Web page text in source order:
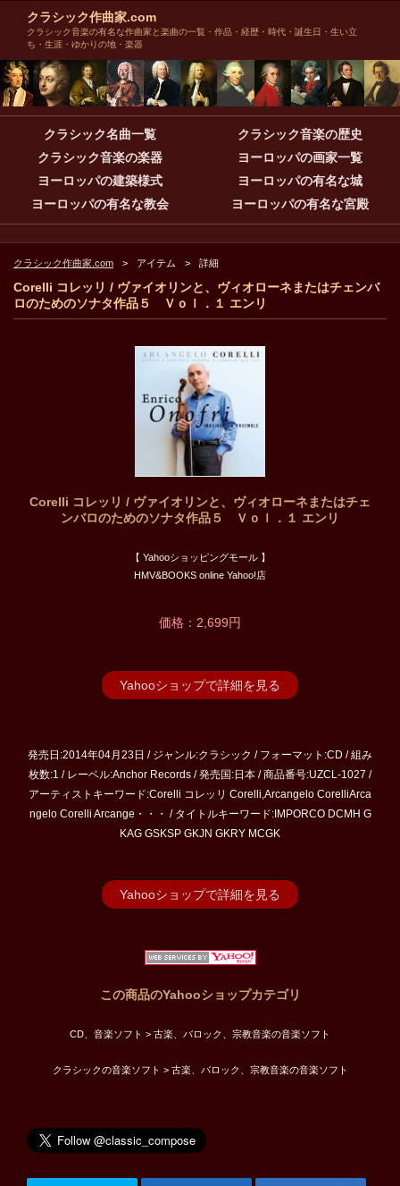
クラシック作曲家.com
クラシック音楽の有名な作曲家と楽曲の一覧・作品・経歴・時代・誕生日・生い立
ち・生涯・ゆかりの地・楽器
クラシック名曲一覧
クラシック音楽の歴史
クラシック音楽の楽器
ヨーロッパの画家一覧
ヨーロッパの建築様式
ヨーロッパの有名な城
ヨーロッパの有名な教会
ヨーロッパの有名な宮殿
クラシック作曲家.com アイテム 詳細
Corelli コレッリ / ヴァイオリンと、ヴィオローネまたはチェンバ
ロのためのソナタ作品５ Ｖｏｌ．１ エンリ
Corelli コレッリ / ヴァイオリンと、ヴィオローネまたはチェ
ンバロのためのソナタ作品５ Ｖｏｌ．１ エンリ
【 Yahooショッピングモール 】
HMV&BOOKS online Yahoo!店
価格：2,699円
Yahooショップで詳細を見る
発売日:2014年04月23日 / ジャンル:クラシック / フォーマット:CD / 組み
枚数:1 / レーベル:Anchor Records / 発売国:日本 / 商品番号:UZCL-1027 /
アーティストキーワード:Corelli コレッリ Corelli,Arcangelo CorelliArca
ngelo Corelli Arcange・・・ / タイトルキーワード:IMPORCO DCMH G
KAG GSKSP GKJN GKRY MCGK
Yahooショップで詳細を見る
この商品のYahooショップカテゴリ
CD、音楽ソフト > 古楽、バロック、宗教音楽の音楽ソフト
クラシックの音楽ソフト > 古楽、バロック、宗教音楽の音楽ソフト